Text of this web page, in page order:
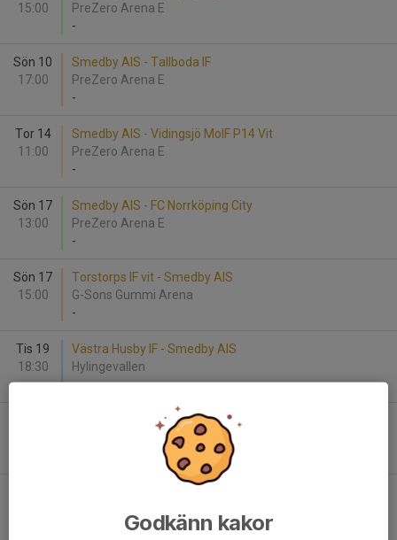
15:00
PreZero Arena E
-
Sön 10
17:00
Smedby AIS - Tallboda IF
PreZero Arena E
-
Tor 14
11:00
Smedby AIS - Vidingsjö MoIF P14 Vit
PreZero Arena E
-
Sön 17
13:00
Smedby AIS - FC Norrköping City
PreZero Arena E
-
Sön 17
15:00
Torstorps IF vit - Smedby AIS
G-Sons Gummi Arena
-
Tis 19
18:30
Västra Husby IF - Smedby AIS
Hylingevallen
-
Smedby AIS - Åby IF P-2014 Blå
PreZero Arena E
Godkänn kakor